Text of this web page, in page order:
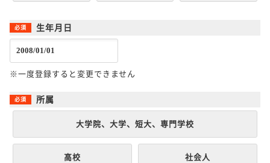
生年月日
※一度登録すると変更できません
所属
大学院、大学、短大、専門学校
高校 社会人